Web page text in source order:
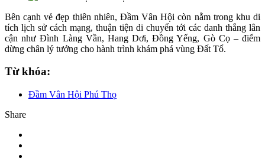
Bên cạnh vẻ đẹp thiên nhiên, Đầm Vân Hội còn nằm trong khu di
tích lịch sử cách mạng, thuận tiện di chuyển tới các danh thắng lân
cận như Đình Làng Vần, Hang Dơi, Đồng Yếng, Gò Cọ – điểm
dừng chân lý tưởng cho hành trình khám phá vùng Đất Tổ.
Từ khóa:
Đầm Vân Hội Phú Thọ
Share